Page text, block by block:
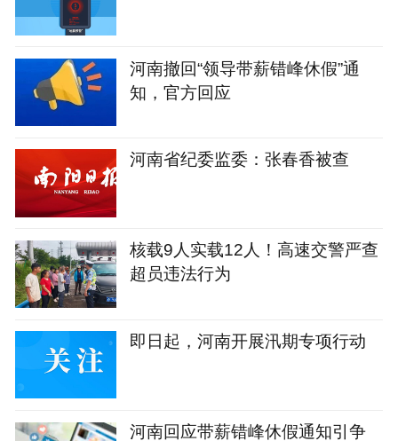
河南撤回“领导带薪错峰休假”通
知，官方回应
河南省纪委监委：张春香被查
核载9人实载12人！高速交警严查
超员违法行为
即日起，河南开展汛期专项行动
河南回应带薪错峰休假通知引争